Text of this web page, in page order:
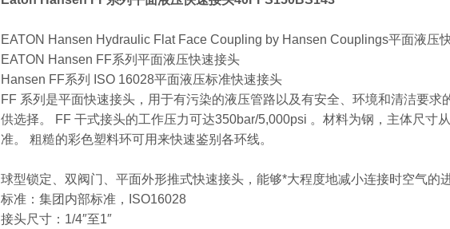
EATON Hansen Hydraulic Flat Face Coupling by Hansen Couplings平面液压
EATON Hansen FF系列平面液压快速接头
Hansen FF系列 ISO 16028平面液压标准快速接头
FF 系列是平面快速接头，用于有污染的液压管路以及有安全、环境和清洁要
供选择。 FF 干式接头的工作压力可达350bar/5,000psi 。材料为钢，主体尺寸
准。 粗糙的彩色塑料环可用来快速鉴别各环线。
球型锁定、双阀门、平面外形推式快速接头，能够*大程度地减小连接时空气的
标准：集团内部标准，ISO16028
接头尺寸：1/4″至1″